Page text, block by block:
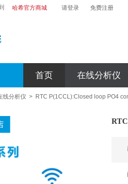
哈希官方商城 请登录 免费注册
首页 在线分析仪
线分析仪 > RTC P(1CCL):Closed loop PO4